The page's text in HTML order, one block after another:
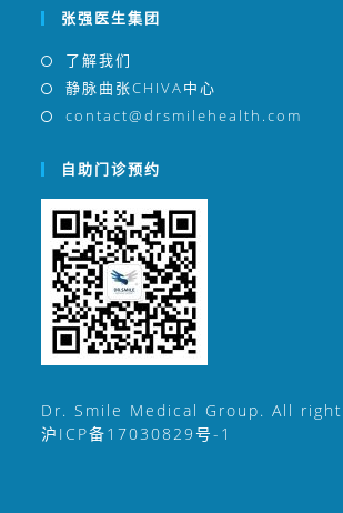
张强医生集团
了解我们
静脉曲张CHIVA中心
contact@drsmilehealth.com
自助门诊预约
Dr. Smile Medical Group. All
沪ICP备17030829号-1